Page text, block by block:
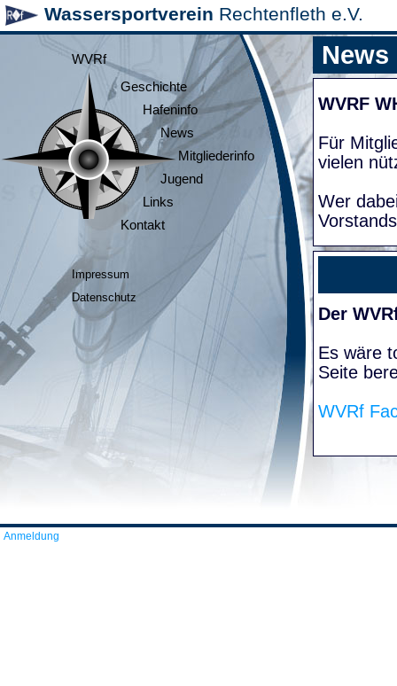
Wassersportverein Rechtenfleth e.V.
WVRf
Geschichte
Hafeninfo
News
Mitgliederinfo
Jugend
Links
Kontakt
Impressum
Datenschutz
News
WVRF
Für
vielen
Wer
Der
Es wäre
Seite
WVRf
Anmeldung